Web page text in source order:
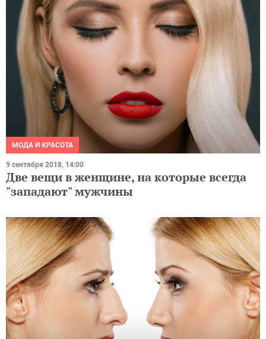
МОДА И КРАСОТА
9 сентября 2018, 14:00
Две вещи в женщине, на которые всегда
"западают" мужчины